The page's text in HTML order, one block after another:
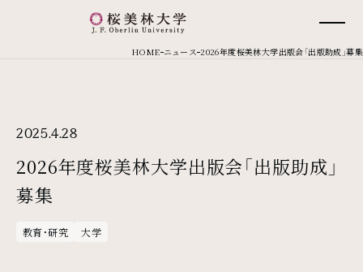
桜美林大学 トップページ
HOME ニュース 2026年度桜美林大学出版会「出版助成」募集
2025.4.28
2026年度桜美林大学出版会「出版助成」
募集
教育・研究 大学